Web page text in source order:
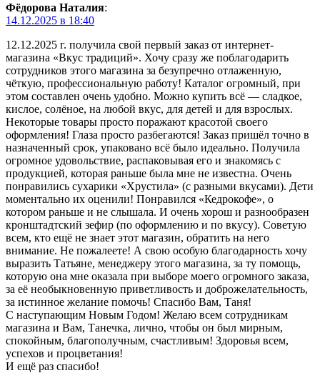
Фёдорова Наталия:
14.12.2025 в 18:40
12.12.2025 г. получила свой первый заказ от интернет-
магазина «Вкус традиций». Хочу сразу же поблагодарить
сотрудников этого магазина за безупречно отлаженную,
чёткую, профессиональную работу! Каталог огромный, при
этом составлен очень удобно. Можно купить всё — сладкое,
кислое, солёное, на любой вкус, для детей и для взрослых.
Некоторые товары просто поражают красотой своего
оформления! Глаза просто разбегаются! Заказ пришёл точно в
назначенный срок, упаковано всё было идеально. Получила
огромное удовольствие, распаковывая его и знакомясь с
продукцией, которая раньше была мне не известна. Очень
понравились сухарики «Хрустила» (с разными вкусами). Дети
моментально их оценили! Понравился «Кедрокофе», о
котором раньше и не слышала. И очень хорош и разнообразен
кронштадтский зефир (по оформлению и по вкусу). Советую
всем, кто ещё не знает этот магазин, обратить на него
внимание. Не пожалеете! А свою особую благодарность хочу
выразить Татьяне, менеджеру этого магазина, за ту помощь,
которую она мне оказала при выборе моего огромного заказа,
за её необыкновенную приветливость и доброжелательность,
за истинное желание помочь! Спасибо Вам, Таня!
С наступающим Новым Годом! Желаю всем сотрудникам
магазина и Вам, Танечка, лично, чтобы он был мирным,
спокойным, благополучным, счастливым! Здоровья всем,
успехов и процветания!
И ещё раз спасибо!